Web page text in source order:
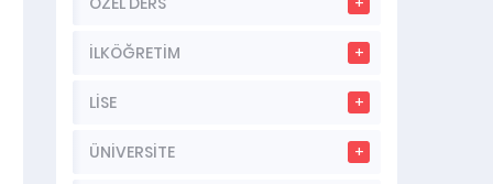
İLKÖĞRETİM
LİSE
ÜNİVERSİTE